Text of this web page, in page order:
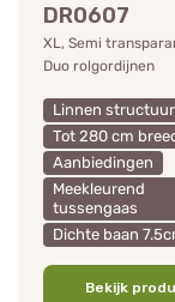
DR0607
XL, Semi
Duo rolgordijnen
Linnen structuur
Tot 280 cm
Aanbiedingen
Meekleurend
tussengaas
Dichte baan
Bekijk